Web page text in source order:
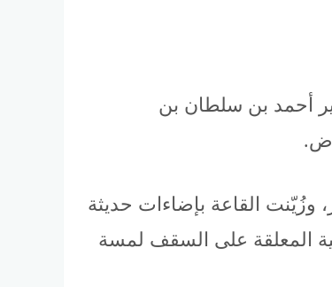
أحمد بن سلطان بن
القاعة بإضاءات حديثة
المعلقة على السقف لمسة